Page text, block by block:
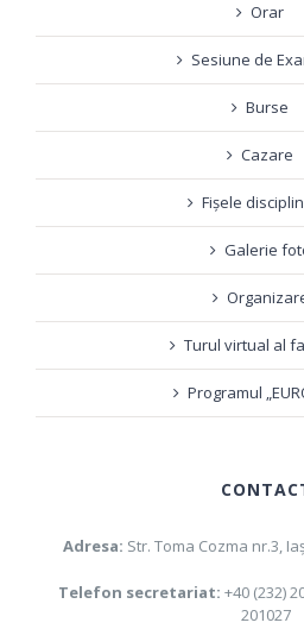
Orar
Sesiune de
Burse
Cazare
Fișele
Galerie
Turul virtual al
Programul
Adresa: Str. Toma Cozma nr.3,
Telefon secretariat: +40 (232)
201027